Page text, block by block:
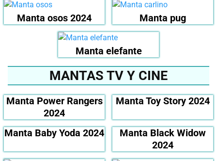
Manta osos 2024 Manta pug
Manta elefante
MANTAS TV Y CINE
Manta Power Rangers
2024
Manta Toy Story 2024
Manta Baby Yoda 2024
Manta Black Widow
2024